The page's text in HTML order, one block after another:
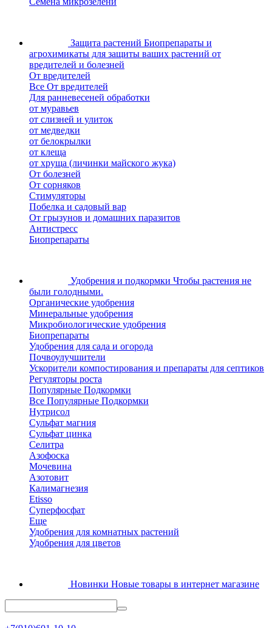
Защита растений Биопрепараты и
агрохимикаты для защиты ваших растений от
вредителей и болезней
От вредителей
Все От вредителей
Для ранневесеней обработки
от муравьев
от слизней и улиток
от медведки
от белокрылки
от клеща
от хруща (личинки майского жука)
От болезней
От сорняков
Стимуляторы
Побелка и садовый вар
От грызунов и домашних паразитов
Антистресс
Биопрепараты
Удобрения и подкормки Чтобы растения не
были голодными.
Органические удобрения
Минеральные удобрения
Микробиологические удобрения
Биопрепараты
Удобрения для сада и огорода
Почвоулучшители
Ускорители компостирования и препараты для септиков
Регуляторы роста
Популярные Подкормки
Все Популярные Подкормки
Нутрисол
Сульфат магния
Сульфат цинка
Селитра
Азофоска
Мочевина
Азотовит
Калимагнезия
Etisso
Суперфосфат
Еще
Удобрения для комнатных растений
Удобрения для цветов
Новинки Новые товары в интернет магазине